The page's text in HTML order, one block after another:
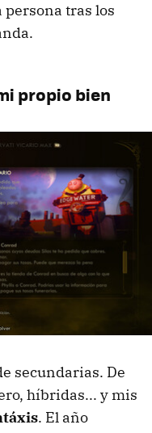
tras los
propio bien
secundarias. De
híbridas... y mis
. El año